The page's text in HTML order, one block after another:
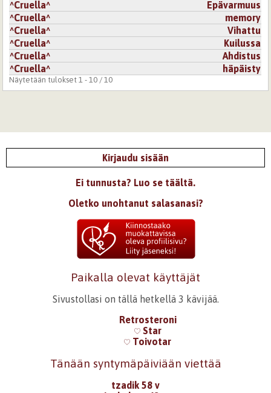
^Cruella^
Epävarmuus
^Cruella^
memory
^Cruella^
Vihattu
^Cruella^
Kuilussa
^Cruella^
Ahdistus
^Cruella^
häpäisty
Näytetään tulokset 1 - 10 / 10
Kirjaudu sisään
Ei tunnusta? Luo se täältä.
Oletko unohtanut salasanasi?
Paikalla olevat käyttäjät
Sivustollasi on tällä hetkellä 3 kävijää.
Retrosteroni
Star
Toivotar
Tänään syntymäpäiviään viettää
tzadik 58 v